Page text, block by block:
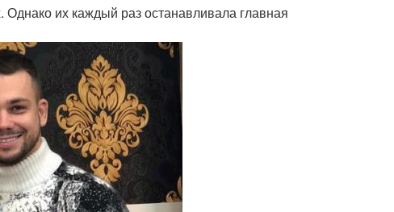
их каждый раз останавливала главная